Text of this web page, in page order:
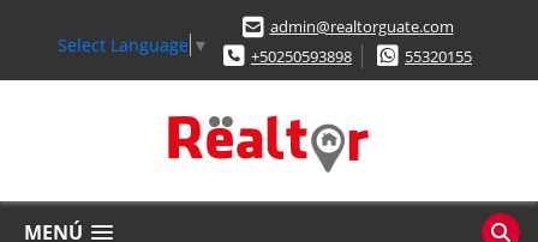
Select Language ▼
admin@realtorguate.com
+50250593898
55320155
MENÚ